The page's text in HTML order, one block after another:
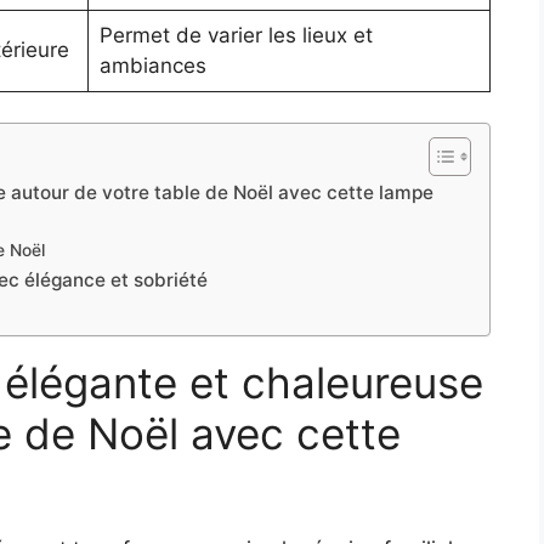
Permet de varier les lieux et
ambiances
autour de votre table de Noël avec cette lampe
Noël
élégance et sobriété
et chaleureuse
de Noël avec cette